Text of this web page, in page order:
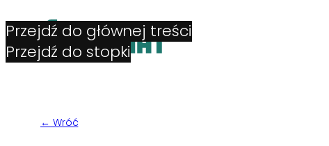
Przejdź do głównej treści
Przejdź do stopki
← Wróć